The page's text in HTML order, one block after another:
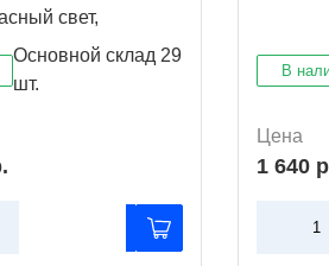
свет,
с MSR
Основной склад 29
шт.
В
Цена
1 640